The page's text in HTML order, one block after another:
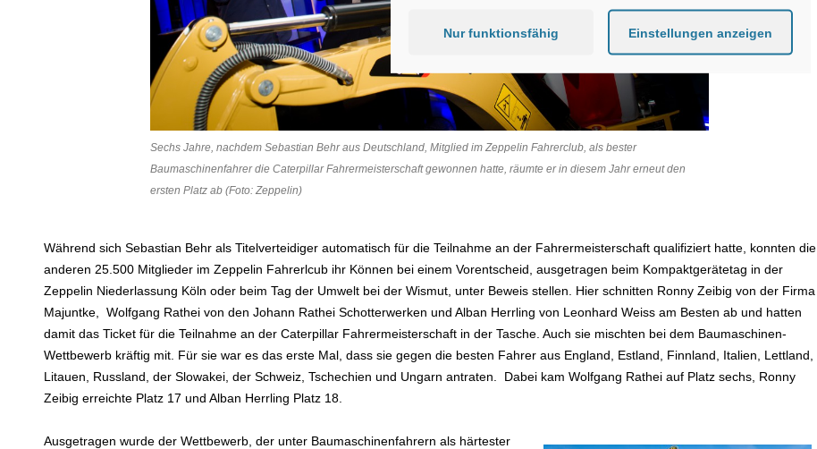
Sechs Jahre, nachdem Sebastian Behr aus Deutschland, Mitglied im Zeppelin Fahrerclub, als bester
Baumaschinenfahrer die Caterpillar Fahrermeisterschaft gewonnen hatte, räumte er in diesem Jahr erneut den
ersten Platz ab (Foto: Zeppelin)
Während sich Sebastian Behr als Titelverteidiger automatisch für die Teilnahme an der Fahrermeisterschaft qualifiziert hatte, konnten die
anderen 25.500 Mitglieder im Zeppelin Fahrerlcub ihr Können bei einem Vorentscheid, ausgetragen beim Kompaktgerätetag in der
Zeppelin Niederlassung Köln oder beim Tag der Umwelt bei der Wismut, unter Beweis stellen. Hier schnitten Ronny Zeibig von der Firma
Majuntke, Wolfgang Rathei von den Johann Rathei Schotterwerken und Alban Herrling von Leonhard Weiss am Besten ab und hatten
damit das Ticket für die Teilnahme an der Caterpillar Fahrermeisterschaft in der Tasche. Auch sie mischten bei dem Baumaschinen-
Wettbewerb kräftig mit. Für sie war es das erste Mal, dass sie gegen die besten Fahrer aus England, Estland, Finnland, Italien, Lettland,
Litauen, Russland, der Slowakei, der Schweiz, Tschechien und Ungarn antraten. Dabei kam Wolfgang Rathei auf Platz sechs, Ronny
Zeibig erreichte Platz 17 und Alban Herrling Platz 18.
Ausgetragen wurde der Wettbewerb, der unter Baumaschinenfahrern als härtester
Nur funktionsfähig Einstellungen anzeigen